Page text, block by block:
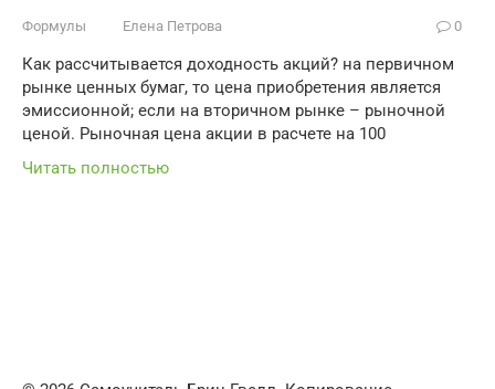
Формулы Елена Петрова 0
Как рассчитывается доходность акций? на первичном
рынке ценных бумаг, то цена приобретения является
эмиссионной; если на вторичном рынке – рыночной
ценой. Рыночная цена акции в расчете на 100
Читать полностью